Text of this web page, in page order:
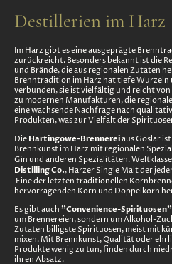
Destillerien im Harz
Im Harz gibt es eine ausgeprägte
zurückreicht. Besonders bekannt ist die
und Brände, die aus regionalen Zutaten
Brenntradition im Harz hat tiefe Wurzeln
verbunden, sie ist vielfältig und reicht
zu modernen Manufakturen, die
eine wachsende Nachfrage nach
Produkten, was zur Vielfalt der
Die Hartingowe-Brennereiaus Goslar
Brennkunst im Harz mit regionalen
Gin und anderen Spezialitäten.
Distilling Co., Harzer Single Malt der
Eine der letzten traditionellen
hervorragenden Korn und Doppelkorn
Es gibt auch "Convenience-Spirituosen"
um Brennereien, sondern um Alkohol-
Zutaten billigste Spirituosen, meist mit
mixen. Mit Brennkunst, Qualität oder
Produkte wenig zu tun, finden durch
ihren Absatz.